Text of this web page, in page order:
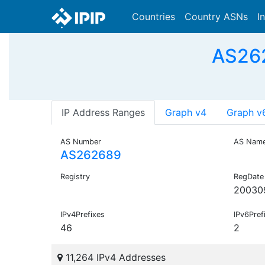
Countries Country ASNs
IP Address Ranges Graph v4 Graph
AS Number
AS262689
AS
Registry RegDate
IPv4Prefixes
46 2
11,264 IPv4 Addresses